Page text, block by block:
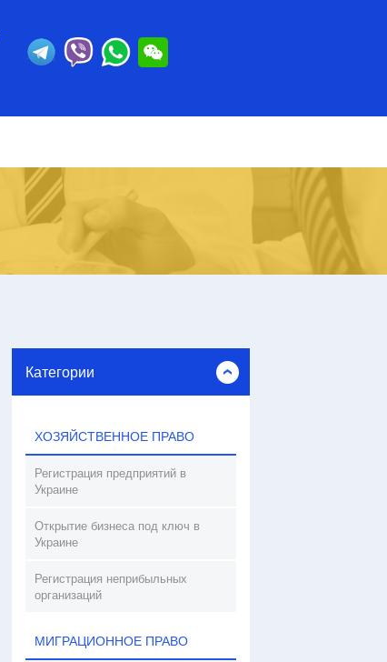
Категории
ХОЗЯЙСТВЕННОЕ ПРАВО
Регистрация предприятий в
Украине
Открытие бизнеса под ключ в
Украине
Регистрация неприбыльных
организаций
МИГРАЦИОННОЕ ПРАВО